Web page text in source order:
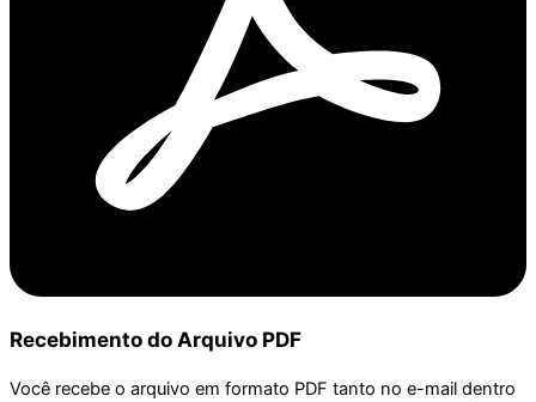
Recebimento do Arquivo PDF
Você recebe o arquivo em formato PDF tanto no e-mail dentro